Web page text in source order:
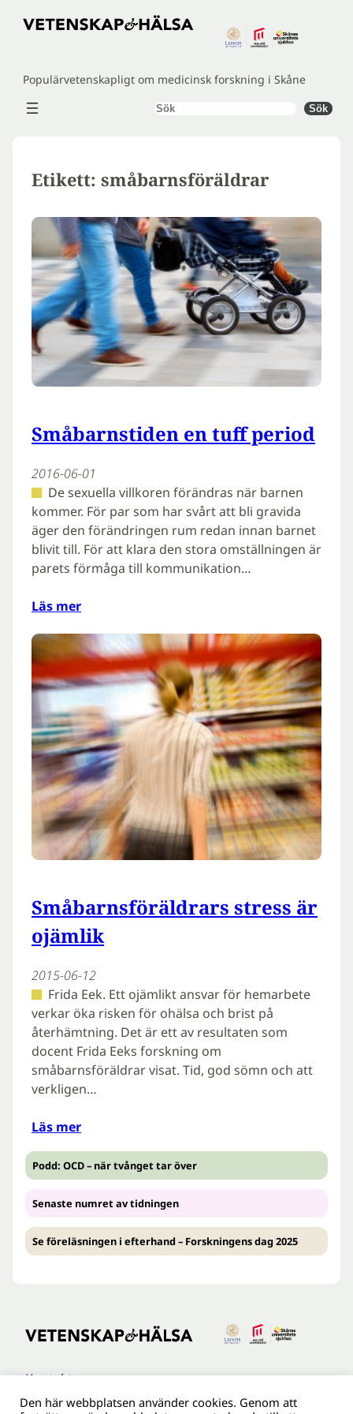
Hoppa
Populärvetenskapligt om medicinsk forskning i Skåne
Sök Sök
Etikett: småbarnsföräldrar
Småbarnstiden en tuff period
2016-06-01
De sexuella villkoren förändras när barnen
kommer. För par som har svårt att bli gravida
äger den förändringen rum redan innan barnet
blivit till. För att klara den stora omställningen är
parets förmåga till kommunikation…
Läs mer
Småbarnsföräldrars stress är
ojämlik
2015-06-12
Frida Eek. Ett ojämlikt ansvar för hemarbete
verkar öka risken för ohälsa och brist på
återhämtning. Det är ett av resultaten som
docent Frida Eeks forskning om
småbarnsföräldrar visat. Tid, god sömn och att
verkligen…
Läs mer
Podd: OCD – när tvånget tar över
Senaste numret av tidningen
Se föreläsningen i efterhand – Forskningens dag 2025
Kontakt
Tillgänglighetsredogöreldse
Den här webbplatsen använder cookies. Genom att